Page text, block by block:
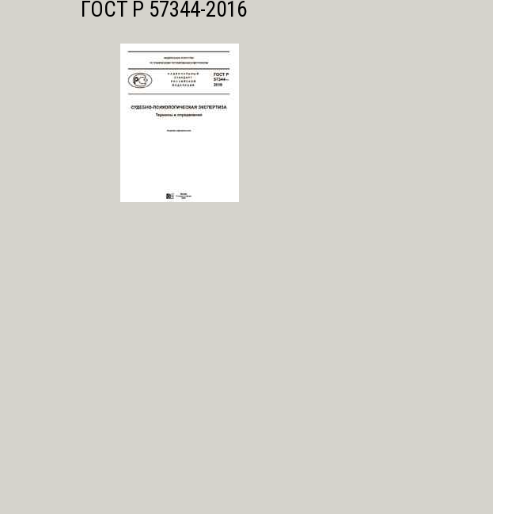
ГОСТ Р 57344-2016